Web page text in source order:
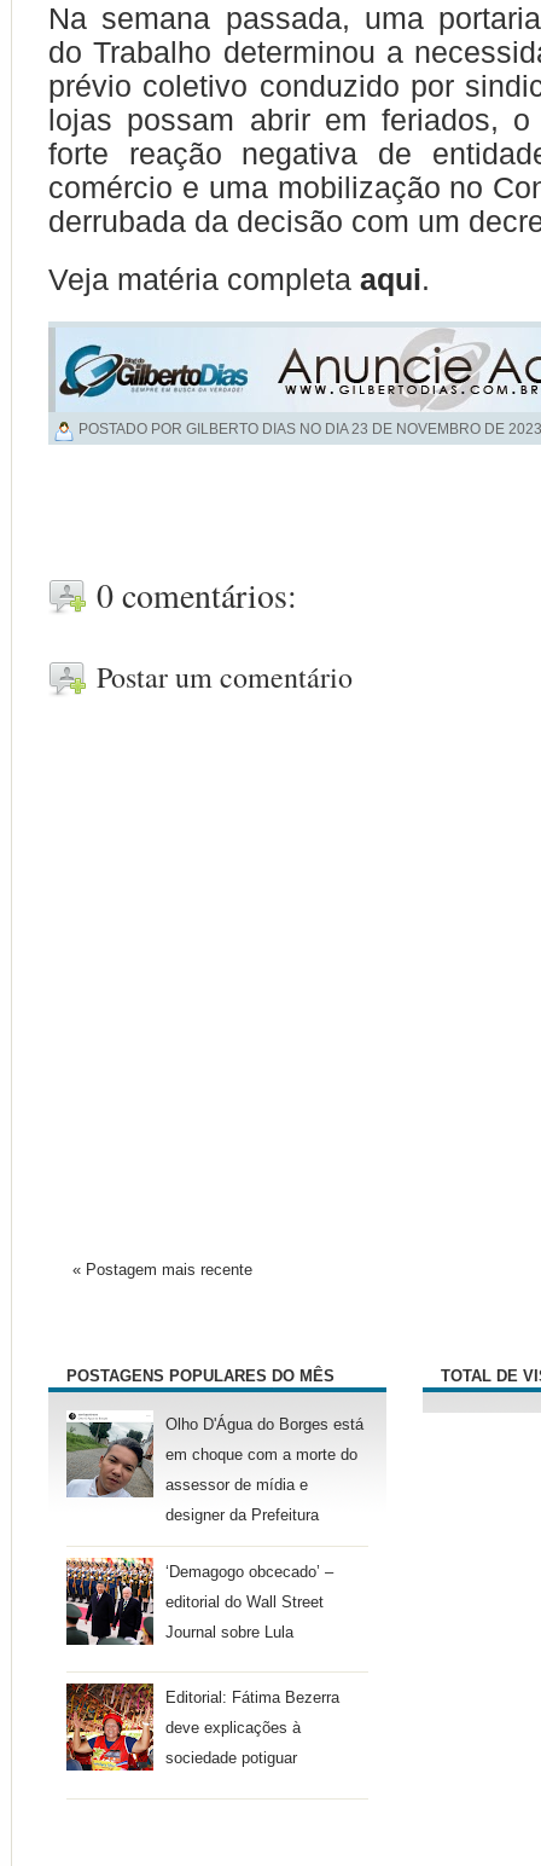
Na semana passada, uma
do Trabalho determinou a
prévio coletivo conduzido por
lojas possam abrir em feriados, o
forte reação negativa de
comércio e uma mobilização no
derrubada da decisão com um
Veja matéria completa aqui.
POSTADO POR GILBERTO DIAS NO DIA23 DE NOVEMBRO DE 2023
0 comentários:
Postar um comentário
« Postagem mais recente
POSTAGENS POPULARES DO MÊS
Olho D'Água do Borges está
em choque com a morte do
assessor de mídia e
designer da Prefeitura
‘Demagogo obcecado’ –
editorial do Wall Street
Journal sobre Lula
Editorial: Fátima Bezerra
deve explicações à
sociedade potiguar
TOTAL DE